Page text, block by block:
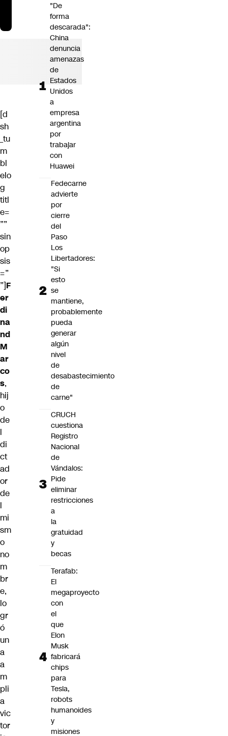
[d
sh
_tu
m
bl
elo
g
titl
e=
””
sin
op
sis
=”
”]F
er
di
na
nd
M
ar
co
s,
hij
o
de
l
di
ct
ad
or
de
l
mi
sm
o
no
m
br
e,
lo
gr
ó
un
a
a
m
pli
a
vic
tor
"De
forma
descarada":
China
denuncia
amenazas
de
Estados
Unidos
a
empresa
argentina
por
trabajar
con
Huawei
Fedecarne
advierte
por
cierre
del
Paso
Los
Libertadores:
"Si
esto
se
mantiene,
probablemente
pueda
generar
algún
nivel
de
desabastecimiento
de
carne"
CRUCH
cuestiona
Registro
Nacional
de
Vándalos:
Pide
eliminar
restricciones
a
la
gratuidad
y
becas
Terafab:
El
megaproyecto
con
el
que
Elon
Musk
fabricará
chips
para
Tesla,
robots
humanoides
y
misiones